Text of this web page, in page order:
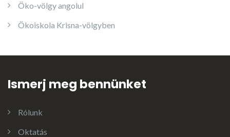
Öko-völgy angolul
Ökoiskola Krisna-völgyben
Ismerj meg bennünket
Rólunk
Oktatás